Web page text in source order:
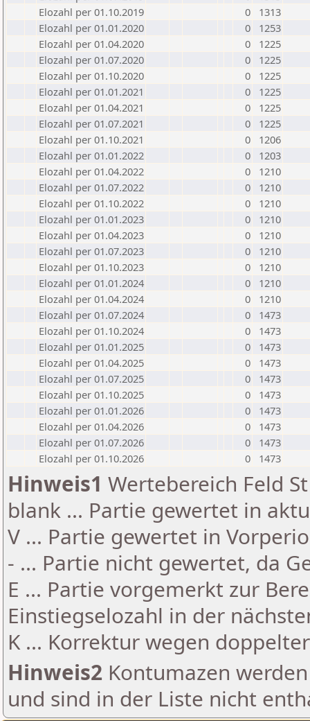
Elozahl per 01.10.2019
0
1313
Elozahl per 01.01.2020
0
1253
Elozahl per 01.04.2020
0
1225
Elozahl per 01.07.2020
0
1225
Elozahl per 01.10.2020
0
1225
Elozahl per 01.01.2021
0
1225
Elozahl per 01.04.2021
0
1225
Elozahl per 01.07.2021
0
1225
Elozahl per 01.10.2021
0
1206
Elozahl per 01.01.2022
0
1203
Elozahl per 01.04.2022
0
1210
Elozahl per 01.07.2022
0
1210
Elozahl per 01.10.2022
0
1210
Elozahl per 01.01.2023
0
1210
Elozahl per 01.04.2023
0
1210
Elozahl per 01.07.2023
0
1210
Elozahl per 01.10.2023
0
1210
Elozahl per 01.01.2024
0
1210
Elozahl per 01.04.2024
0
1210
Elozahl per 01.07.2024
0
1473
Elozahl per 01.10.2024
0
1473
Elozahl per 01.01.2025
0
1473
Elozahl per 01.04.2025
0
1473
Elozahl per 01.07.2025
0
1473
Elozahl per 01.10.2025
0
1473
Elozahl per 01.01.2026
0
1473
Elozahl per 01.04.2026
0
1473
Elozahl per 01.07.2026
0
1473
Elozahl per 01.10.2026
0 1473
Hinweis1 Wertebereich Feld
blank ... Partie gewertet in
V ... Partie gewertet in
- ... Partie nicht gewertet, da
E ... Partie vorgemerkt zur
Einstiegselozahl in der
K ... Korrektur wegen
Hinweis2 Kontumazen
und sind in der Liste nicht